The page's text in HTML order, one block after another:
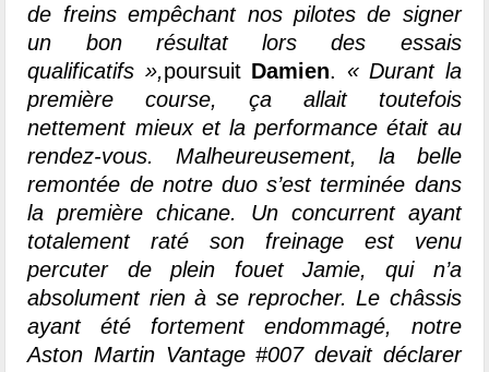
de freins empêchant nos pilotes de signer
un bon résultat lors des essais
qualificatifs »,poursuit Damien. « Durant la
première course, ça allait toutefois
nettement mieux et la performance était au
rendez-vous. Malheureusement, la belle
remontée de notre duo s’est terminée dans
la première chicane. Un concurrent ayant
totalement raté son freinage est venu
percuter de plein fouet Jamie, qui n’a
absolument rien à se reprocher. Le châssis
ayant été fortement endommagé, notre
Aston Martin Vantage #007 devait déclarer